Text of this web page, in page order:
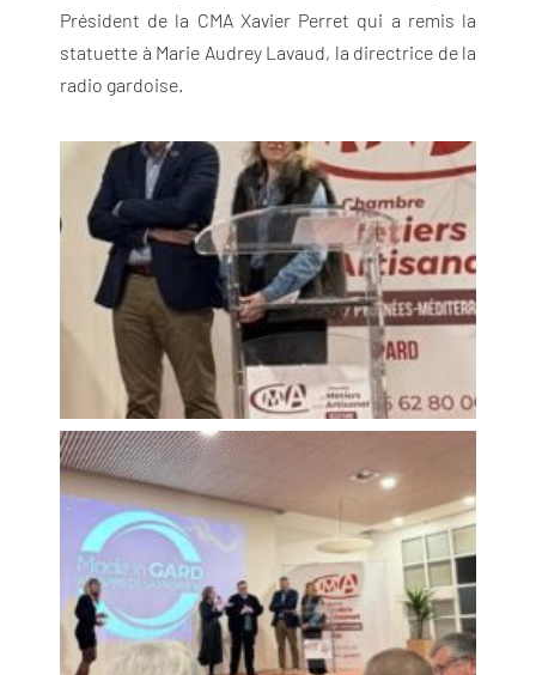
Président de la CMA Xavier Perret qui a remis la
statuette à Marie Audrey Lavaud, la directrice de la
radio gardoise.